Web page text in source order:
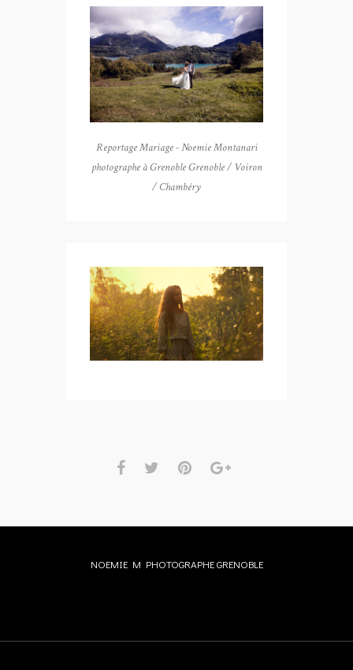
Reportage Mariage - Noemie Montanari
photographe à Grenoble Grenoble / Voiron
/ Chambéry
NOEMIE M PHOTOGRAPHE GRENOBLE